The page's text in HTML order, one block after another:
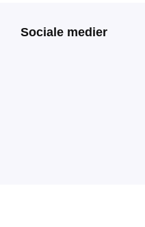
Sociale medier